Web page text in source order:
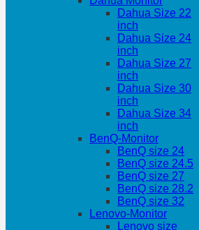
Dahua Size 22
inch
Dahua Size 24
inch
Dahua Size 27
inch
Dahua Size 30
inch
Dahua Size 34
inch
BenQ-Monitor
BenQ size 24
BenQ size 24.5
BenQ size 27
BenQ size 28.2
BenQ size 32
Lenovo-Monitor
Lenovo size